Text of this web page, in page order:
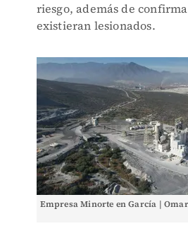
riesgo, además de
existieran lesionados.
Empresa Minorte en García |